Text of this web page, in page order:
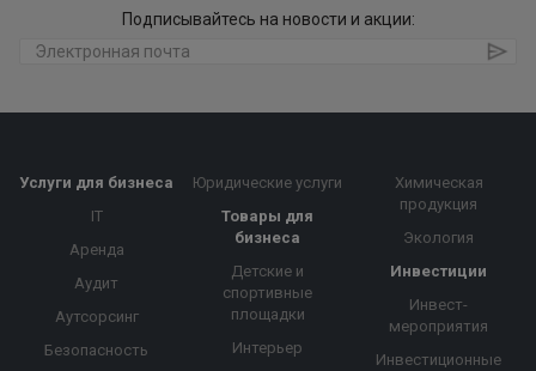
Подписывайтесь на новости и акции:
Услуги для бизнеса
IT
Аренда
Аудит
Аутсорсинг
Безопасность
Юридические услуги
Товары для
бизнеса
Детские и
спортивные
площадки
Интерьер
Химическая
продукция
Экология
Инвестиции
Инвест-
мероприятия
Инвестиционные